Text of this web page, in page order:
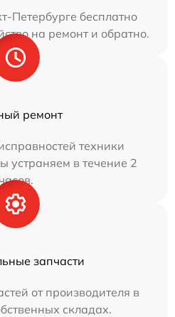
Петербурге бесплатно
на ремонт и обратно.
ремонт
техники
устраняем в течение 2
часов.
запчасти
от производителя в
складах.